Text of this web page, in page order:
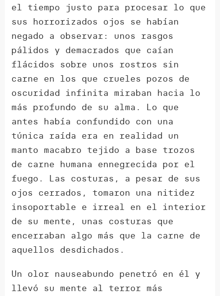
el tiempo justo para procesar lo que
sus horrorizados ojos se habían
negado a observar: unos rasgos
pálidos y demacrados que caían
flácidos sobre unos rostros sin
carne en los que crueles pozos de
oscuridad infinita miraban hacia lo
más profundo de su alma. Lo que
antes había confundido con una
túnica raída era en realidad un
manto macabro tejido a base trozos
de carne humana ennegrecida por el
fuego. Las costuras, a pesar de sus
ojos cerrados, tomaron una nitidez
insoportable e irreal en el interior
de su mente, unas costuras que
encerraban algo más que la carne de
aquellos desdichados.
Un olor nauseabundo penetró en él y
llevó su mente al terror más